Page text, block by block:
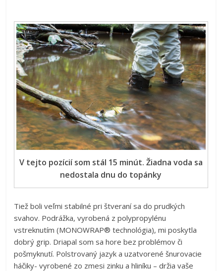
V tejto pozícií som stál 15 minút. Žiadna voda sa
nedostala dnu do topánky
Tiež boli veľmi stabilné pri štveraní sa do prudkých
svahov. Podrážka, vyrobená z polypropylénu
vstreknutím (MONOWRAP® technológia), mi poskytla
dobrý grip. Driapal som sa hore bez problémov či
pošmyknutí. Polstrovaný jazyk a uzatvorené šnurovacie
háčiky- vyrobené zo zmesi zinku a hliníku – držia vaše